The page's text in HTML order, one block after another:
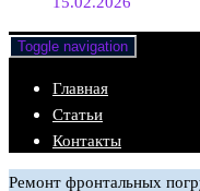
Toggle navigation
Главная
Статьи
Контакты
Ремонт фронтальных